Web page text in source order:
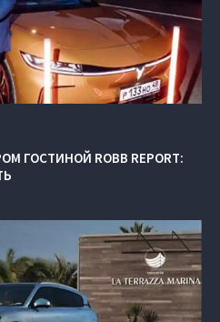
ГОСТИНОЙ ROBB REPORT: